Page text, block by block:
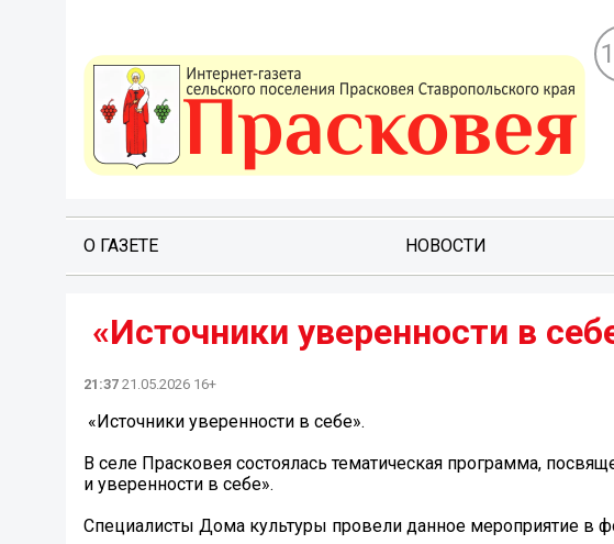
О ГАЗЕТЕ НОВОСТИ
«Источники уверенности в
21:37 21.05.2026 16+
️ «Источники уверенности в себе».
В селе Прасковея состоялась тематическая программа,
и уверенности в себе».
Специалисты Дома культуры провели данное мероприятие в